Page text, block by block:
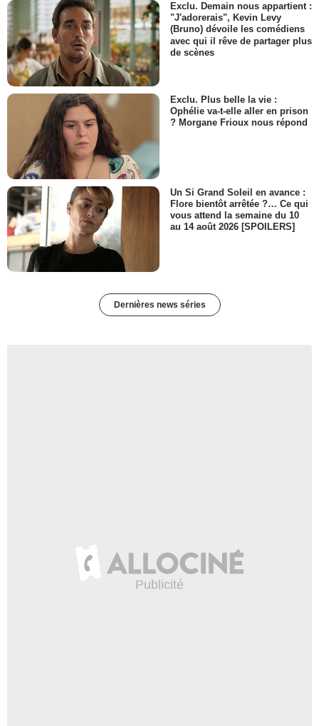
Exclu. Demain nous appartient :
"J'adorerais", Kevin Levy
(Bruno) dévoile les comédiens
avec qui il rêve de partager plus
de scènes
Exclu. Plus belle la vie :
Ophélie va-t-elle aller en prison
? Morgane Frioux nous répond
Un Si Grand Soleil en avance :
Flore bientôt arrêtée ?… Ce qui
vous attend la semaine du 10
au 14 août 2026 [SPOILERS]
Dernières news séries